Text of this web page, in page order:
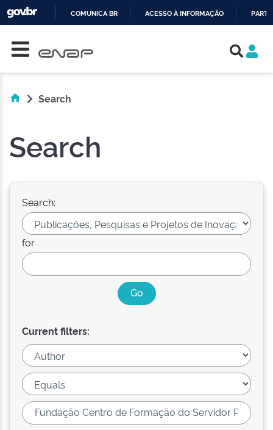
COMUNICA BR ACESSO À INFORMAÇÃO
Search
Search
Search:
for
Current filters: